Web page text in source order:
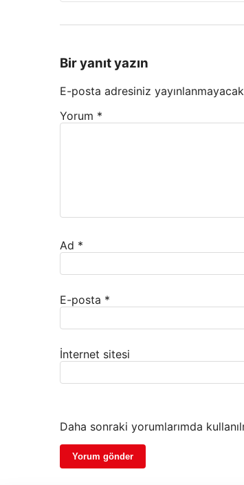
Bir yanıt yazın
E-posta adresiniz
Yorum *
Ad *
E-posta *
İnternet sitesi
Daha sonraki yorumlarımda